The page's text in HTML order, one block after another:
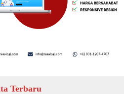
Terbaru